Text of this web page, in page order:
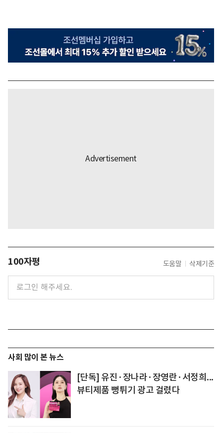
100자평 도움말 삭제기준
사회 많이 본 뉴스
[단독] 유진·장나라·장영란·서정희...
뷰티제품 뻥튀기 광고 걸렸다